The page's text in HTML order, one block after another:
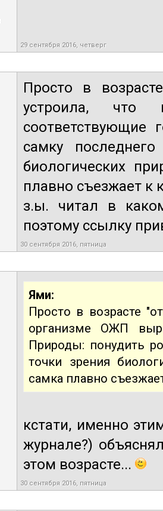
29 сентября 2016, четверг
Просто в
устроила, что
соответствующие
самку
биологических
плавно съезжает к
з.ы. читал в
поэтому ссылку
30 сентября 2016, пятница
Ями:
Просто в возрасте
организме ОЖП
Природы: понудить
точки зрения
самка плавно
кстати, именно
журнале?)
этом возрасте...
30 сентября 2016, пятница